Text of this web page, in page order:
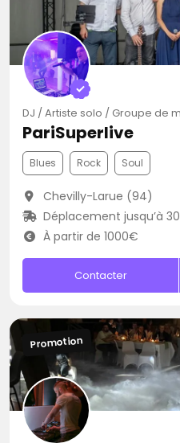
DJ / Artiste solo / Groupe de
PariSuperlive
Blues Rock Soul
Chevilly-Larue (94)
Déplacement jusqu’à
À partir de 1000€
Contacter
Promotion